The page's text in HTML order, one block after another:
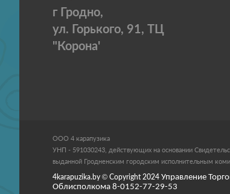
г Гродно,
ул. Горького, 91, ТЦ
"Корона'
ООО 4 карапузика
УНП - 591030243, действующих на основании
выданной Гродненским городским исполнительным
4karapuzika.by © Copyright 2024 Управление
Облисполкома 8-0152-77-29-53